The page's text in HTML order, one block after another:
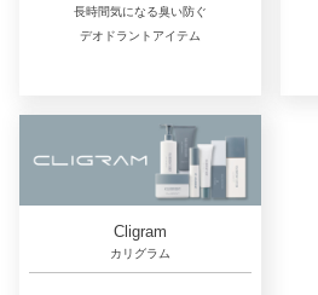
長時間気になる臭い防ぐ
デオドラントアイテム
Cligram
カリグラム